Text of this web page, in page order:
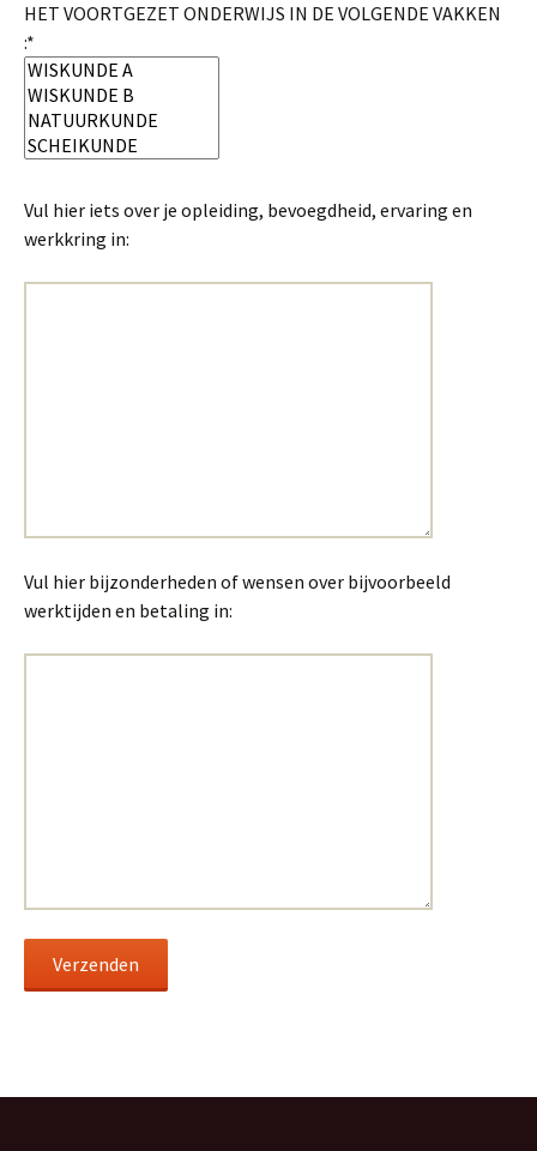
HET VOORTGEZET ONDERWIJS IN DE VOLGENDE VAKKEN
:*
Vul hier iets over je opleiding, bevoegdheid, ervaring en
werkkring in:
Vul hier bijzonderheden of wensen over bijvoorbeeld
werktijden en betaling in: